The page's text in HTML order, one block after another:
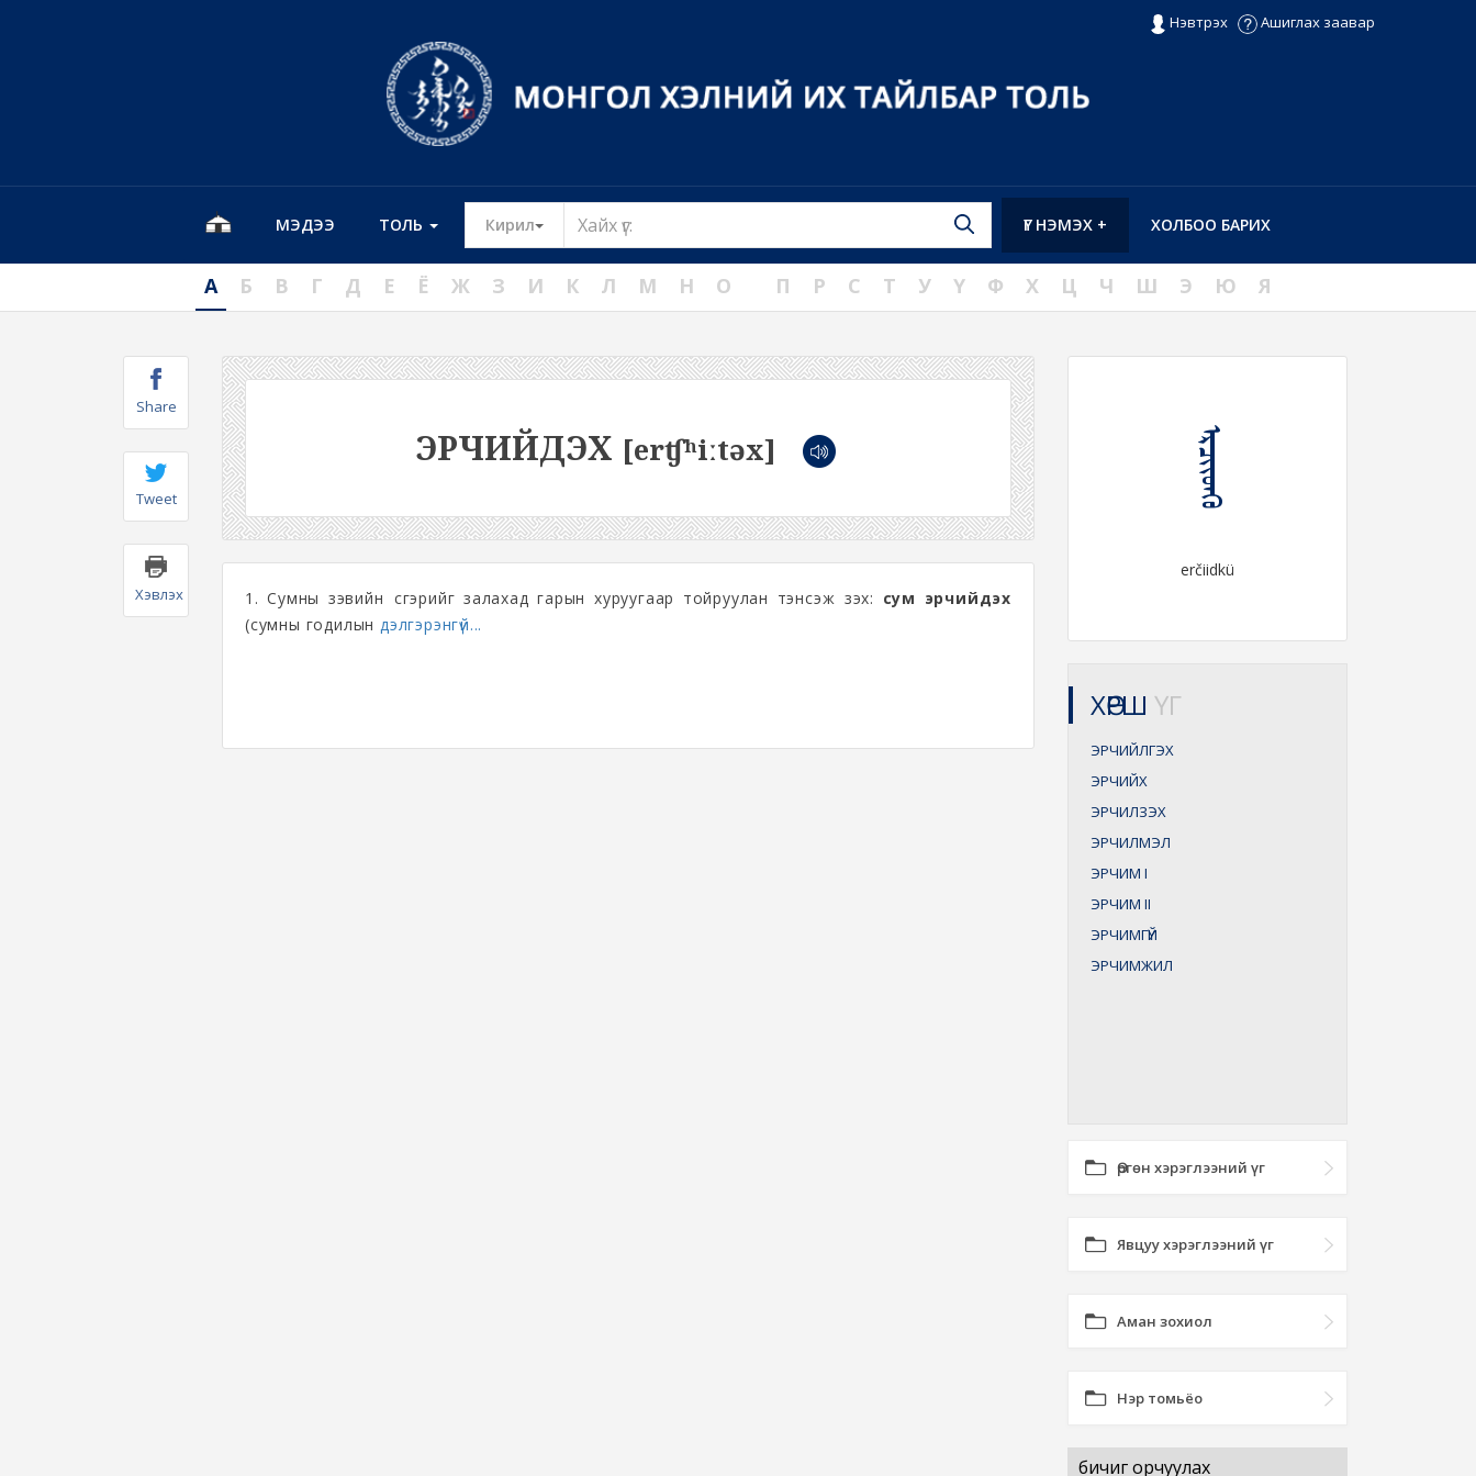
Нэвтрэх Ашиглах заавар
МЭДЭЭ ТОЛЬ Кирил Toggle Dropdown ХОЛБОО БАРИХ
ҮГ НЭМЭХ +
А Б В Г Д Е Ё Ж З И К Л М Н О П Р С Т У Ү Ф Х Ц Ч Ш Э Ю Я
Share
Tweet
Хэвлэх
ЭРЧИЙДЭХ [erʧʰiːtəx]
1. Сумны зэвийн үүсгэрийг залахад гарын хуруугаар тойруулан тэнсэж үзэх: сум эрчийдэх
(сумны годилын дэлгэрэнгүй...
ᠡᠷᠴᠶᠢᠳᠬᠦ
erčiidkü
ХӨРШ ҮГ
ЭРЧИЙЛГЭХ
ЭРЧИЙХ
ЭРЧИЛЗЭХ
ЭРЧИЛМЭЛ
ЭРЧИМ I
ЭРЧИМ II
ЭРЧИМГҮЙ
ЭРЧИМЖИЛ
Өргөн хэрэглээний үг
Явцуу хэрэглээний үг
Аман зохиол
Нэр томьёо
бичиг орчуулах